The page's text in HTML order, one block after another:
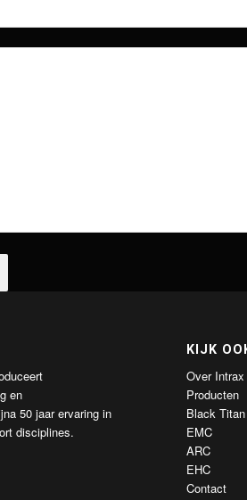
en
50 jaar ervaring in
disciplines.
KIJK
Over Intrax
Producten
Black Titan
EMC
ARC
EHC
Contact